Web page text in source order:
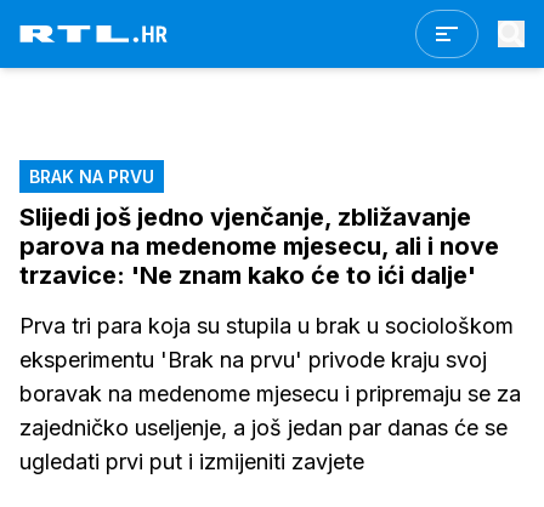
BRAK NA PRVU
Slijedi još jedno vjenčanje, zbližavanje
parova na medenome mjesecu, ali i nove
trzavice: 'Ne znam kako će to ići dalje'
Prva tri para koja su stupila u brak u sociološkom
eksperimentu 'Brak na prvu' privode kraju svoj
boravak na medenome mjesecu i pripremaju se za
zajedničko useljenje, a još jedan par danas će se
ugledati prvi put i izmijeniti zavjete